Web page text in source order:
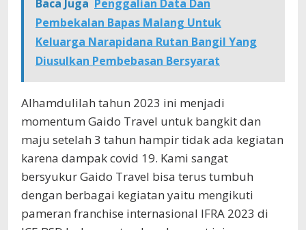
Baca Juga Penggalian Data Dan
Pembekalan Bapas Malang Untuk
Keluarga Narapidana Rutan Bangil Yang
Diusulkan Pembebasan Bersyarat
Alhamdulilah tahun 2023 ini menjadi
momentum Gaido Travel untuk bangkit dan
maju setelah 3 tahun hampir tidak ada kegiatan
karena dampak covid 19. Kami sangat
bersyukur Gaido Travel bisa terus tumbuh
dengan berbagai kegiatan yaitu mengikuti
pameran franchise internasional IFRA 2023 di